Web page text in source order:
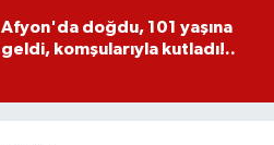
Afyon'da doğdu, 101 yaşına
geldi, komşularıyla kutladı!..